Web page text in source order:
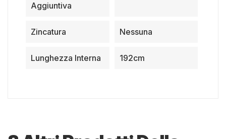
Aggiuntiva
Zincatura Nessuna
Lunghezza Interna 192cm